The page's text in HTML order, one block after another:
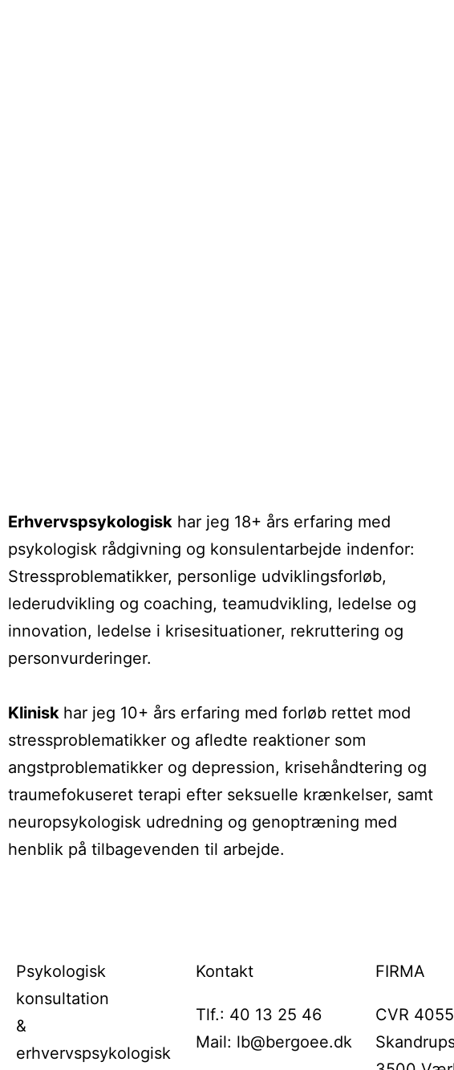
Erhvervspsykologisk har jeg 18+ års erfaring med
psykologisk rådgivning og konsulentarbejde indenfor:
Stressproblematikker, personlige udviklingsforløb,
lederudvikling og coaching, teamudvikling, ledelse og
innovation, ledelse i krisesituationer, rekruttering og
personvurderinger.
Klinisk har jeg 10+ års erfaring med forløb rettet mod
stressproblematikker og afledte reaktioner som
angstproblematikker og depression, krisehåndtering og
traumefokuseret terapi efter seksuelle krænkelser, samt
neuropsykologisk udredning og genoptræning med
henblik på tilbagevenden til arbejde.
Psykologisk
konsultation
&
erhvervspsykologisk
Kontakt
Tlf.: 40 13 25 46
Mail: lb@bergoee.dk
FIRMA
CVR